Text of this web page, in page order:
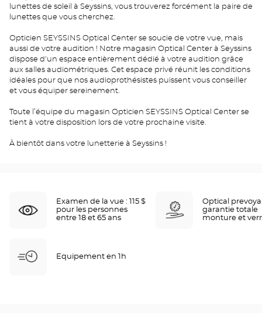
lunettes de soleil à Seyssins, vous trouverez forcément la paire de
lunettes que vous cherchez.
Opticien SEYSSINS Optical Center se soucie de votre vue, mais
aussi de votre audition ! Notre magasin Optical Center à Seyssins
dispose d'un espace entièrement dédié à votre audition grâce
aux salles audiométriques. Cet espace privé réunit les conditions
idéales pour que nos audioprothésistes puissent vous conseiller
et vous équiper sereinement.
Toute l’équipe du magasin Opticien SEYSSINS Optical Center se
tient à votre disposition lors de votre prochaine visite.
À bientôt dans votre lunetterie à Seyssins !
Examen de la vue : 115 $
pour les personnes
entre 18 et 65 ans
Optical
garantie totale
monture et
Equipement en 1h